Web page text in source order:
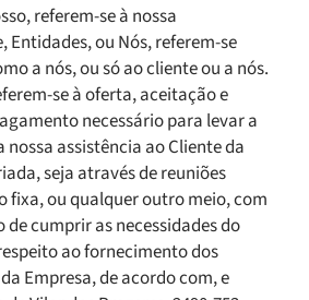
referem-se à nossa
Entidades, ou Nós, referem-se
a nós, ou só ao cliente ou a nós.
se à oferta, aceitação e
necessário para levar a
nossa assistência ao Cliente da
seja através de reuniões
fixa, ou qualquer outro meio, com
de cumprir as necessidades do
ao fornecimento dos
Empresa, de acordo com, e